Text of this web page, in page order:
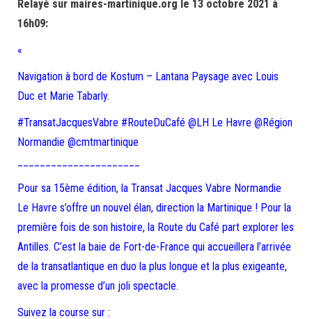
Relayé sur maires-martinique.org le 13 octobre 2021 à
16h09:
«
Navigation à bord de Kostum – Lantana Paysage avec Louis
Duc et Marie Tabarly.
#TransatJacquesVabre #RouteDuCafé @LH Le Havre @Région
Normandie @cmtmartinique
Pour sa 15ème édition, la Transat Jacques Vabre Normandie
Le Havre s’offre un nouvel élan, direction la Martinique ! Pour la
première fois de son histoire, la Route du Café part explorer les
Antilles. C’est la baie de Fort-de-France qui accueillera l’arrivée
de la transatlantique en duo la plus longue et la plus exigeante,
avec la promesse d’un joli spectacle.
Suivez la course sur :